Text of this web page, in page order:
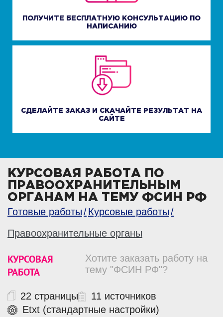
ПОЛУЧИТЕ БЕСПЛАТНУЮ КОНСУЛЬТАЦИЮ ПО
НАПИСАНИЮ
СДЕЛАЙТЕ ЗАКАЗ И СКАЧАЙТЕ РЕЗУЛЬТАТ НА
САЙТЕ
КУРСОВАЯ РАБОТА ПО
ПРАВООХРАНИТЕЛЬНЫМ
ОРГАНАМ НА ТЕМУ ФСИН РФ
Готовые работы
Курсовые работы
Правоохранительные органы
КУРСОВАЯ
РАБОТА
Хотите заказать работу на
тему "ФСИН РФ"?
22 страницы
11 источников
Etxt (стандартные настройки)